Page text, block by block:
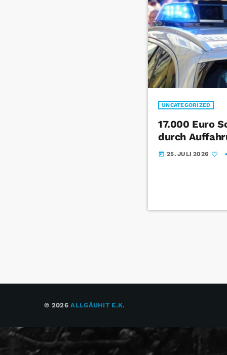
UNCATEGORIZED
17.000 Euro
durch
today 25. JULI 2026
© 2026ALLGÄUHIT E.K.